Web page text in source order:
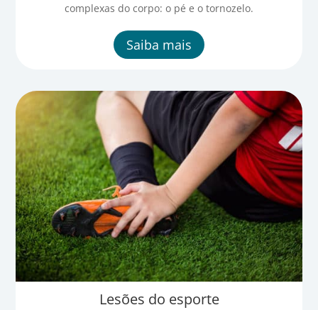
complexas do corpo: o pé e o tornozelo.
Saiba mais
Lesões do esporte